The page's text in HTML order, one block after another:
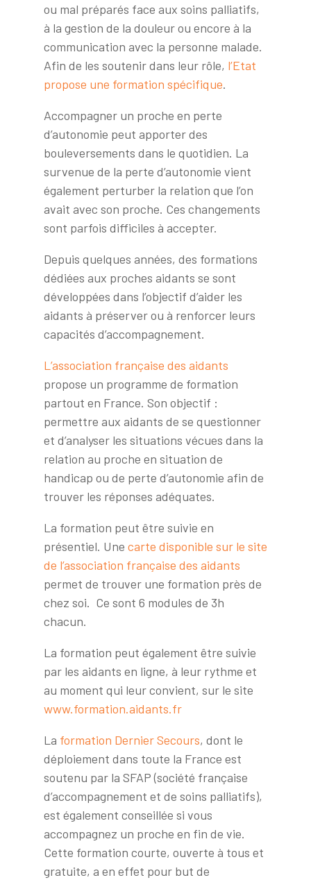
ou mal préparés face aux soins palliatifs,
à la gestion de la douleur ou encore à la
communication avec la personne malade.
Afin de les soutenir dans leur rôle, l’Etat
propose une formation spécifique.
Accompagner un proche en perte
d’autonomie peut apporter des
bouleversements dans le quotidien. La
survenue de la perte d’autonomie vient
également perturber la relation que l’on
avait avec son proche. Ces changements
sont parfois difficiles à accepter.
Depuis quelques années, des formations
dédiées aux proches aidants se sont
développées dans l’objectif d’aider les
aidants à préserver ou à renforcer leurs
capacités d’accompagnement.
L’association française des aidants
propose un programme de formation
partout en France. Son objectif :
permettre aux aidants de se questionner
et d’analyser les situations vécues dans la
relation au proche en situation de
handicap ou de perte d’autonomie afin de
trouver les réponses adéquates.
La formation peut être suivie en
présentiel. Une carte disponible sur le site
de l’association française des aidants
permet de trouver une formation près de
chez soi. Ce sont 6 modules de 3h
chacun.
La formation peut également être suivie
par les aidants en ligne, à leur rythme et
au moment qui leur convient, sur le site
www.formation.aidants.fr
La formation Dernier Secours, dont le
déploiement dans toute la France est
soutenu par la SFAP (société française
d’accompagnement et de soins palliatifs),
est également conseillée si vous
accompagnez un proche en fin de vie.
Cette formation courte, ouverte à tous et
gratuite, a en effet pour but de